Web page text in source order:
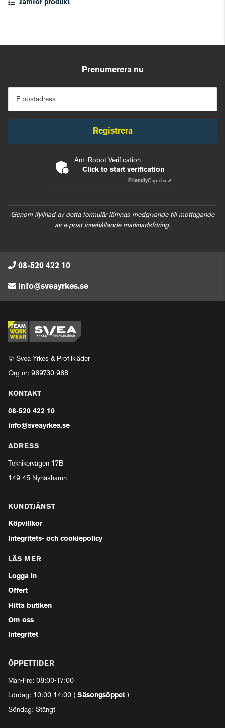
Jämför produkt
Prenumerera nu
E-postadress
Registrera
Anti-Robot Verification
Click to start verification
FriendlyCaptcha ⇗
Genom ifyllnad av detta formulär lämnas medgivande till mottagande
av e-post innehållande marknadsföring.
08-520 422 10
info@sveayrkes.se
© Svea Yrkes & Profilkläder
Org nr: 969730-968
KONTAKT
08-520 422 10
info@sveayrkes.se
ADRESS
Teknikervägen 17B
149 45 Nynäshamn
KUNDTJÄNST
Köpvillkor
Integritets- och cookiepolicy
LÄS MER
Logga in
Offert
Hitta butiken
Om oss
Integritet
ÖPPETTIDER
Mån-Fre: 08:00-17:00
Lördag: 10:00-14:00 ( Säsongsöppet )
Söndag: Stängt